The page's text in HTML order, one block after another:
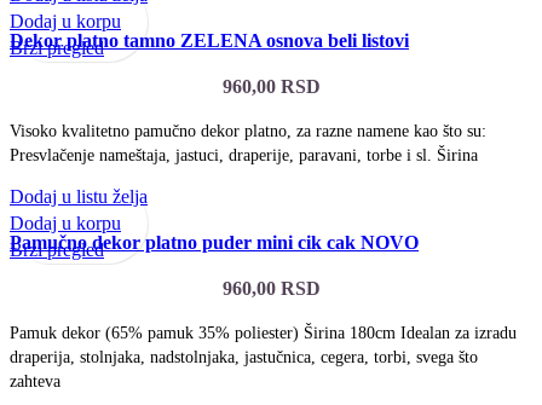
Dodaj u korpu
Brzi pregled
Dekor platno tamno ZELENA osnova beli listovi
960,00 RSD
Visoko kvalitetno pamučno dekor platno, za razne namene kao što su:
Presvlačenje nameštaja, jastuci, draperije, paravani, torbe i sl. Širina
Dodaj u listu želja
Dodaj u korpu
Brzi pregled
Pamučno dekor platno puder mini cik cak NOVO
960,00 RSD
Pamuk dekor (65% pamuk 35% poliester) Širina 180cm Idealan za izradu
draperija, stolnjaka, nadstolnjaka, jastučnica, cegera, torbi, svega što
zahteva